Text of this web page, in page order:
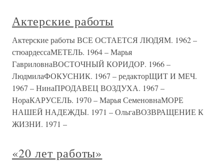
Актерские работы
Актерские работы ВСЕ ОСТАЕТСЯ ЛЮДЯМ. 1962 –
стюардессаМЕТЕЛЬ. 1964 – Марья
ГавриловнаВОСТОЧНЫЙ КОРИДОР. 1966 –
ЛюдмилаФОКУСНИК. 1967 – редакторЩИТ И МЕЧ.
1967 – НинаПРОДАВЕЦ ВОЗДУХА. 1967 –
НораКАРУСЕЛЬ. 1970 – Марья СеменовнаМОРЕ
НАШЕЙ НАДЕЖДЫ. 1971 – ОльгаВОЗВРАЩЕНИЕ К
ЖИЗНИ. 1971 –
«20 лет работы»